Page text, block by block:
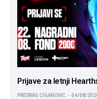
Prijave za letnji
PREDRAG CIGANOVIC 04/08/